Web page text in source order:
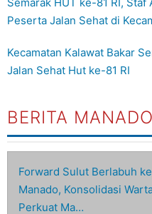
Semarak HUT ke-81 RI,
Peserta Jalan Sehat di
Kecamatan Kalawat Bakar
Jalan Sehat Hut ke-81 RI
BERITA MANADO
Forward Sulut Berlabuh
Manado, Konsolidasi
Perkuat Ma…